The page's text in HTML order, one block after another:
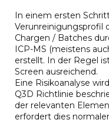
In einem ersten
Verunreinigungsprofil
Chargen / Batches
ICP-MS (meistens
erstellt. In der Regel
Screen ausreichend.
Eine Risikoanalyse
Q3D Richtlinie
der relevanten
erfordert dies